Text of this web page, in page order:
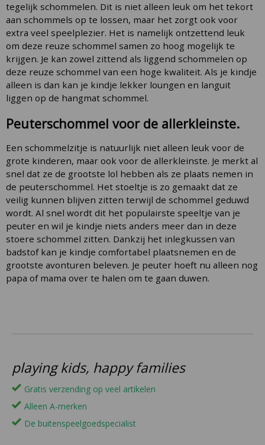
tegelijk schommelen. Dit is niet alleen leuk om het tekort
aan schommels op te lossen, maar het zorgt ook voor
extra veel speelplezier. Het is namelijk ontzettend leuk
om deze reuze schommel samen zo hoog mogelijk te
krijgen. Je kan zowel zittend als liggend schommelen op
deze reuze schommel van een hoge kwaliteit. Als je kindje
alleen is dan kan je kindje lekker loungen en languit
liggen op de hangmat schommel.
Peuterschommel voor de allerkleinste.
Een schommelzitje is natuurlijk niet alleen leuk voor de
grote kinderen, maar ook voor de allerkleinste. Je merkt al
snel dat ze de grootste lol hebben als ze plaats nemen in
de peuterschommel. Het stoeltje is zo gemaakt dat ze
veilig kunnen blijven zitten terwijl de schommel geduwd
wordt. Al snel wordt dit het populairste speeltje van je
peuter en wil je kindje niets anders meer dan in deze
stoere schommel zitten. Dankzij het inlegkussen van
badstof kan je kindje comfortabel plaatsnemen en de
grootste avonturen beleven. Je peuter hoeft nu alleen nog
papa of mama over te halen om te gaan duwen.
playing kids, happy families
Gratis verzending op veel artikelen
Alleen A-merken
De buitenspeelgoedspecialist